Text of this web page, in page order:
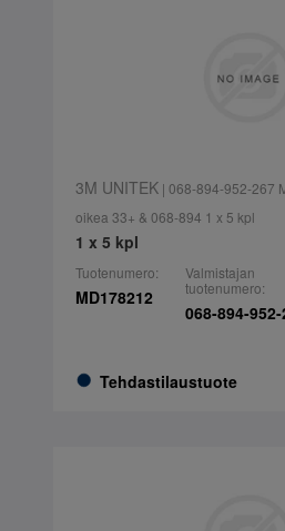
3M UNITEK| 068-894-952-267
oikea 33+ & 068-894 1 x 5 kpl
1 x 5 kpl
Tuotenumero:
MD178212
Tehdastilaustuote
Valmistajan
tuotenumero:
068-894-